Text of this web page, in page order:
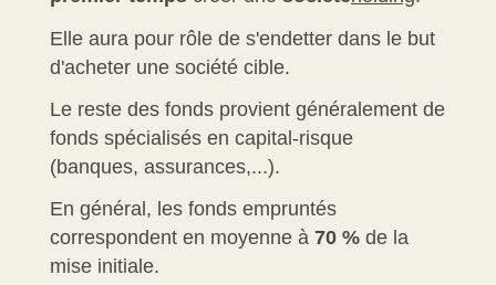
Elle aura pour rôle de s'endetter dans le but
d'acheter une société cible.
Le reste des fonds provient généralement de
fonds spécialisés en capital-risque
(banques, assurances,...).
En général, les fonds empruntés
correspondent en moyenne à 70 % de la
mise initiale.